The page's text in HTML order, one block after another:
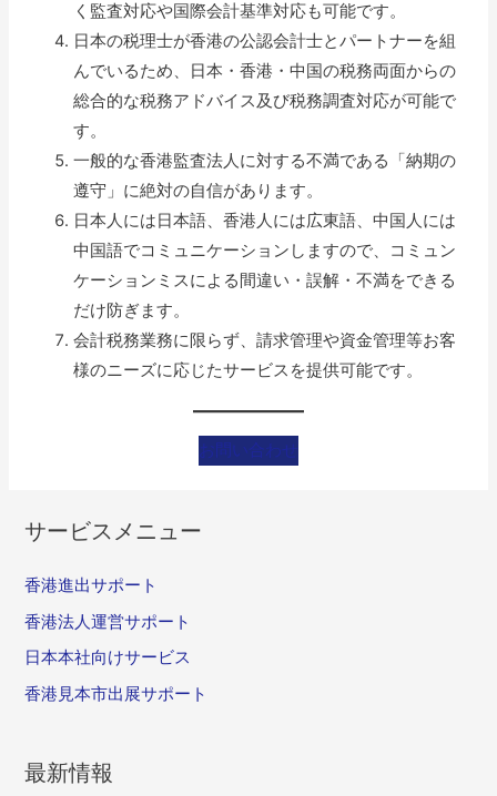
く監査対応や国際会計基準対応も可能です。
日本の税理士が香港の公認会計士とパートナーを組
んでいるため、日本・香港・中国の税務両面からの
総合的な税務アドバイス及び税務調査対応が可能で
す。
一般的な香港監査法人に対する不満である「納期の
遵守」に絶対の自信があります。
日本人には日本語、香港人には広東語、中国人には
中国語でコミュニケーションしますので、コミュン
ケーションミスによる間違い・誤解・不満をできる
だけ防ぎます。
会計税務業務に限らず、請求管理や資金管理等お客
様のニーズに応じたサービスを提供可能です。
お問い合わせ
サービスメニュー
香港進出サポート
香港法人運営サポート
日本本社向けサービス
香港見本市出展サポート
最新情報